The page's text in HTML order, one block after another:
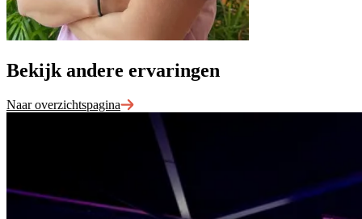
Bekijk andere ervaringen
Naar overzichtspagina